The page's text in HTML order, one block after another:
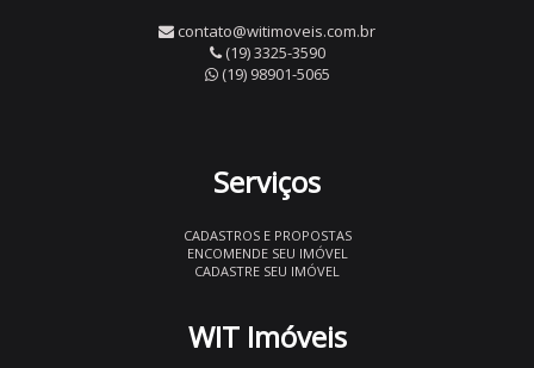
contato@witimoveis.com.br
(19) 3325-3590
(19) 98901-5065
Serviços
CADASTROS E PROPOSTAS
ENCOMENDE SEU IMÓVEL
CADASTRE SEU IMÓVEL
WIT Imóveis